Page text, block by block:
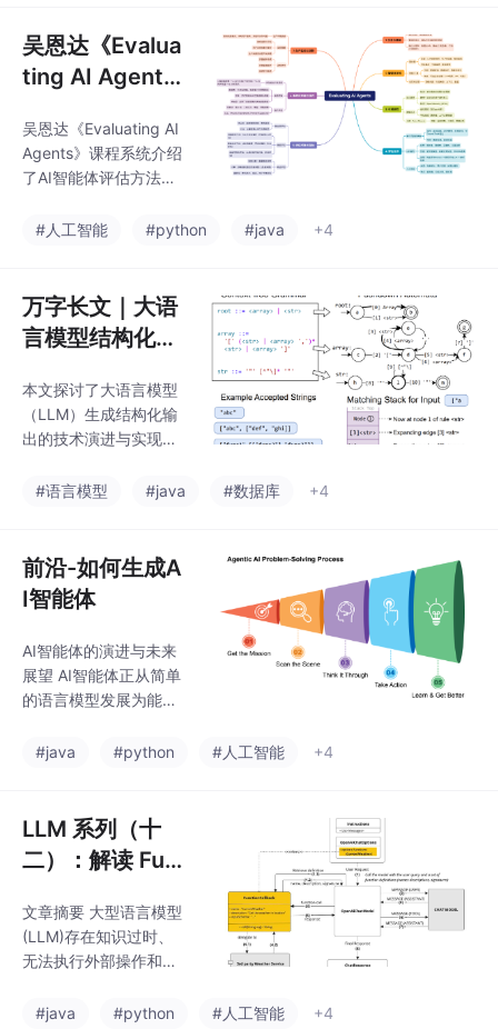
管理等核心业务痛点？
阿里通义 DeepResearc
h 给出了答案：一套围
的企业级 AI 架构，让大
模型从“实验室玩具”真
正走进“生产线”，成为
DeepResearch 破局的
吴恩达《Evalua
ting AI Agent
课程五分钟速读
吴恩达《Evaluating AI
Agents》课程系统介绍
了AI智能体评估方法
（路由器、技能、内
oenix实现运行可观测
性。核心提出三种评估
技术：代码评估（确定
活性好）和人工标注
（准确性优），并演示
如何评估路由器决策、
率。课程创新性地提
#人工智能 #python #java +4
万字长文｜大语
言模型结构化输
Output）的技
术原理和实现
本文探讨了大语言模型
（LLM）生成结构化输
出的技术演进与实现方
自由文本，难以被机器
N、XML等预定义格
式，使输出具备可预测
性和机器可读性，成为
告从"软"到"硬"分析六
大技术路径：Prompt工
程通过指令和示例引导
输出进行事后保障；约
#语言模型 #java #数据库 +4
前沿-如何生成A
I智能体
AI智能体的演进与未来
展望 AI智能体正从简单
的语言模型发展为能感
我学习的复杂系统。其
型、战略规划型，直至
当前协同工作的多智能
体系统。未来五大趋势
能体的出现；2）深度个
性化服务；3）具身化
与物理世界交互；4）
式；5）目标导向的自
#java #python #人工智能 +4
LLM 系列（十
二）：解读 Fun
文章摘要 大型语言模型
(LLM)存在知识过时、
无法执行外部操作和生
局限性。Function Calli
#java #python #人工智能 +4